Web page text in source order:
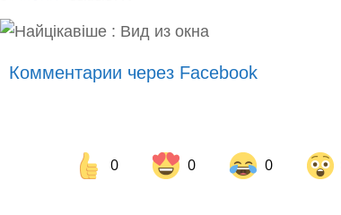
Комментарии через Facebook
0 0 0